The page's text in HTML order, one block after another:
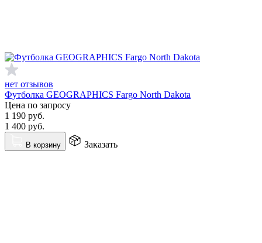
нет отзывов
Футболка GEOGRAPHICS Fargo North Dakota
Цена по запросу
1 190 руб.
1 400 руб.
В корзину Заказать